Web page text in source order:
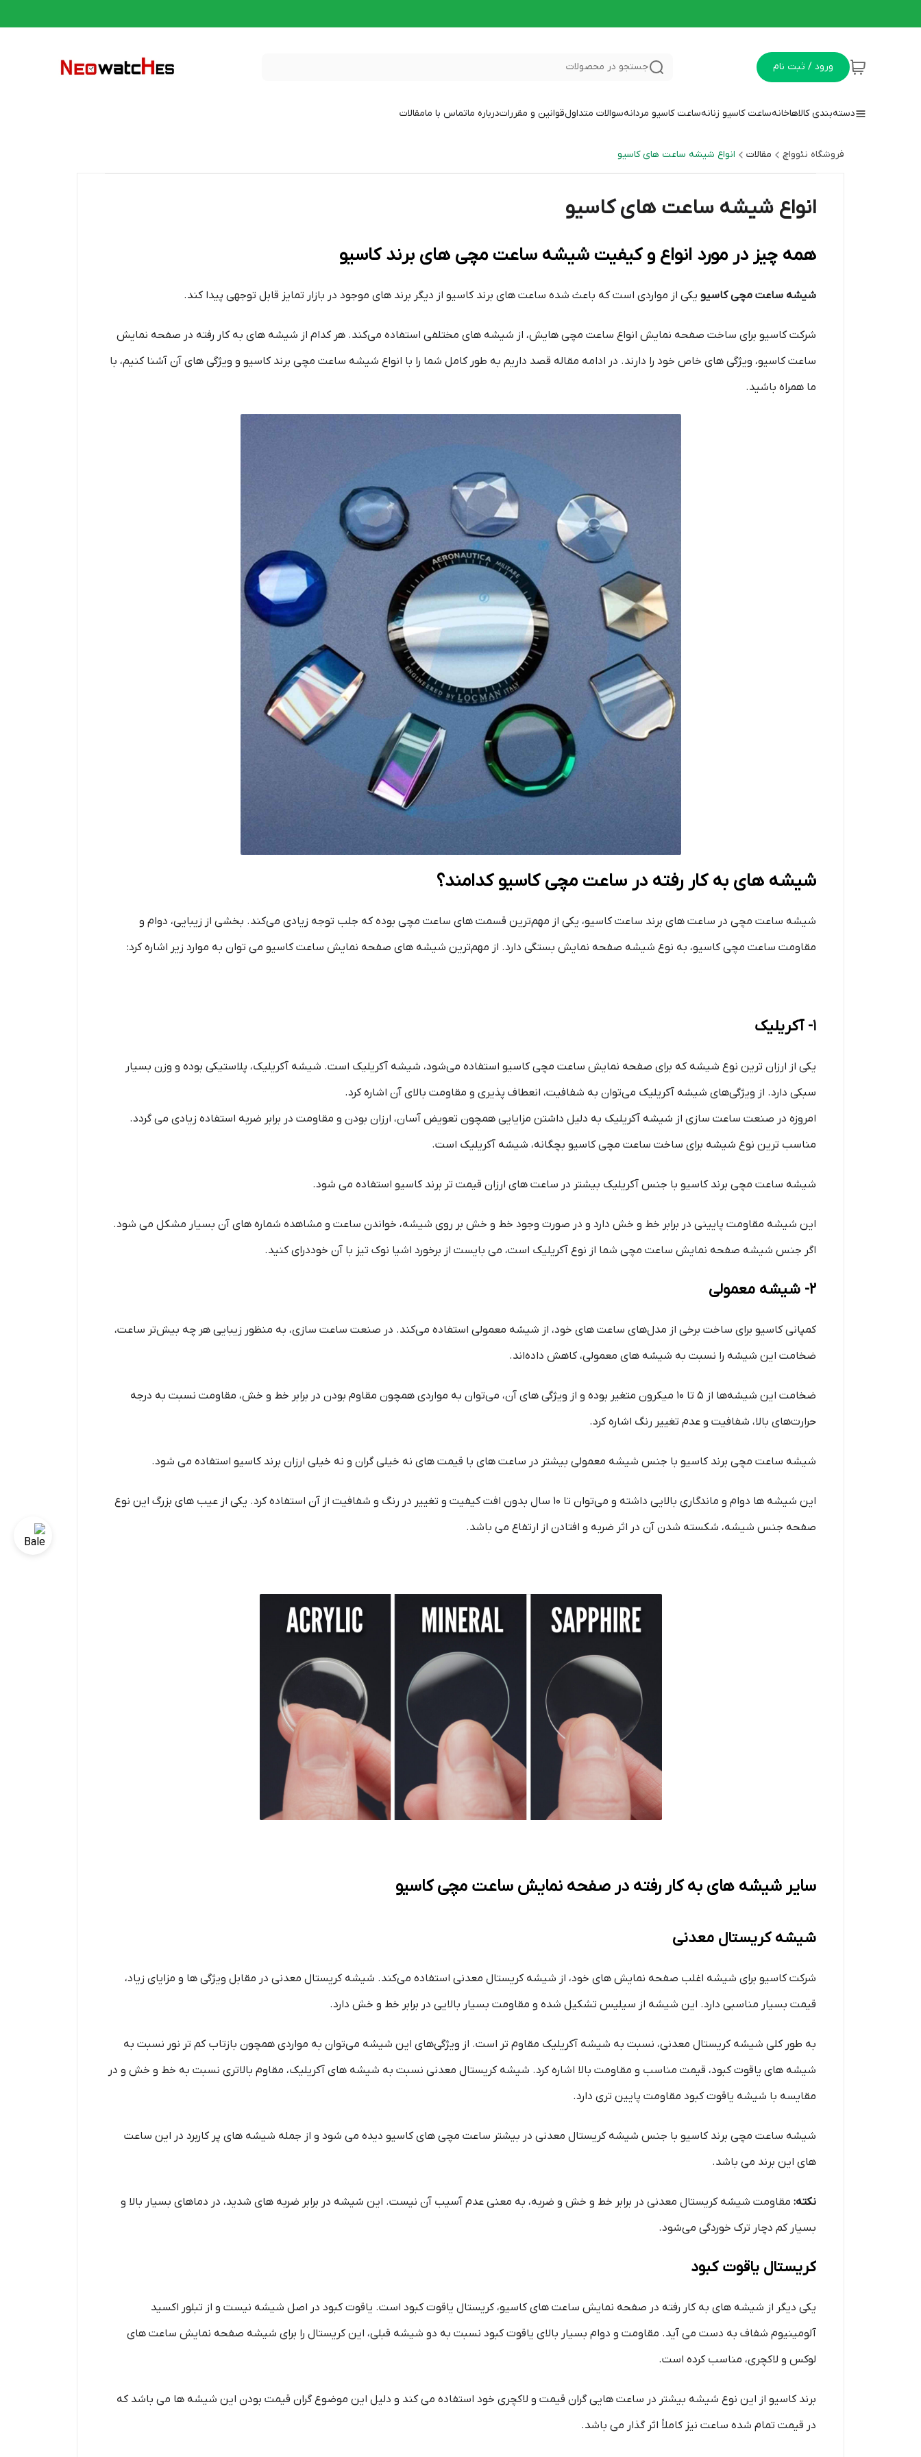
ورود / ثبت نام جستجو در محصولات
دسته‌بندی کالاهاخانهساعت کاسیو زنانهساعت کاسیو مردانهسوالات متداولقوانین و مقرراتدرباره ماتماس با مامقالات
فروشگاه نئوواچ مقالات انواع شیشه ساعت های کاسیو
انواع شیشه ساعت های کاسیو
همه چیز در مورد انواع و کیفیت شیشه ساعت مچی های برند کاسیو
شیشه ساعت مچی کاسیو یکی از مواردی است که باعث شده ساعت های برند کاسیو از دیگر برند های موجود در بازار تمایز قابل توجهی پیدا کند.
شرکت کاسیو برای ساخت صفحه نمایش انواع ساعت مچی‌ هایش، از شیشه‌ های مختلفی استفاده می‌کند. هر کدام از شیشه ‌های به کار رفته در صفحه نمایش
ساعت کاسیو، ویژگی های خاص خود را دارند. در ادامه مقاله قصد داریم به طور کامل شما را با انواع شیشه ساعت مچی برند کاسیو و ویژگی ‌های آن آشنا کنیم، با
ما همراه باشید.
شیشه‌ های به کار رفته در ساعت مچی کاسیو کدامند؟
شیشه ساعت مچی در ساعت های برند ساعت کاسیو، یکی از مهم‌ترین قسمت ‌های ساعت مچی بوده که جلب توجه زیادی می‌کند. بخشی از زیبایی، دوام و
مقاومت ساعت مچی کاسیو، به نوع شیشه صفحه نمایش بستگی دارد. از مهم‌ترین شیشه‌ های صفحه نمایش ساعت کاسیو می‌ توان به موارد زیر اشاره کرد:
1- آکریلیک
یکی از ارزان‌ ترین نوع شیشه که برای صفحه نمایش ساعت مچی کاسیو استفاده می‌شود، شیشه آکریلیک است. شیشه‌ آکریلیک، پلاستیکی بوده و وزن بسیار
سبکی دارد. از ویژگی‌های شیشه آکریلیک می‌توان به شفافیت، انعطاف پذیری و مقاومت بالای آن اشاره کرد.
امروزه در صنعت ساعت سازی از شیشه آکریلیک به دلیل داشتن مزایایی همچون تعویض آسان، ارزان بودن و مقاومت در برابر ضربه استفاده زیادی می‌ گردد.
مناسب ترین نوع شیشه برای ساخت ساعت مچی کاسیو بچگانه، شیشه آکریلیک است.
شیشه ساعت مچی برند کاسیو با جنس آکریلیک بیشتر در ساعت های ارزان قیمت تر برند کاسیو استفاده می شود.
این شیشه مقاومت پایینی در برابر خط و خش دارد‌ و در صورت وجود خط و خش بر روی شیشه، خواندن ساعت و مشاهده شماره ‌های آن بسیار مشکل می‌ شود‌.
اگر جنس شیشه صفحه نمایش ساعت مچی شما از نوع آکریلیک است، می بایست از برخورد اشیا نوک تیز با آن خوددرای کنید.
2- شیشه معمولی
کمپانی کاسیو برای ساخت برخی از مدل‌های ساعت های خود، از شیشه معمولی استفاده می‌کند. در صنعت ساعت سازی، به منظور زیبایی هر چه بیش‌تر ساعت،
ضخامت این شیشه را نسبت به شیشه‌ های معمولی، کاهش داده‌اند.
ضخامت این شیشه‌ها از ۵ تا ۱۰ میکرون متغیر بوده و از ویژگی های آن، می‌توان به مواردی همچون مقاوم بودن در برابر خط و خش، مقاومت نسبت به درجه
حرارت‌های بالا، شفافیت و عدم تغییر رنگ اشاره کرد.
شیشه ساعت مچی برند کاسیو با جنس شیشه معمولی بیشتر در ساعت های با قیمت های نه خیلی گران و نه خیلی ارزان برند کاسیو استفاده می شود.
این شیشه‌ ها دوام و ماندگاری بالایی داشته و می‌توان تا ۱۰ سال بدون افت کیفیت و تغییر در رنگ و شفافیت از آن استفاده کرد. یکی از عیب‌ های بزرگ این نوع
صفحه جنس شیشه، شکسته شدن آن در اثر ضربه و افتادن از ارتفاع می باشد.
سایر شیشه‌ های به کار رفته در صفحه نمایش ساعت مچی کاسیو
شیشه کریستال معدنی
شرکت کاسیو برای شیشه اغلب صفحه نمایش های خود، از شیشه کریستال معدنی استفاده می‌کند. شیشه کریستال معدنی در مقابل ویژگی‌ ها و مزایای زیاد،
قیمت بسیار مناسبی دارد. این شیشه از سیلیس تشکیل شده و مقاومت بسیار بالایی در برابر خط و خش دارد.
به طور کلی شیشه کریستال معدنی، نسبت به شیشه آکریلیک مقاوم تر است. از ویژگی‌های این شیشه می‌توان به مواردی همچون بازتاب کم‌ تر نور نسبت به
شیشه‌ های یاقوت کبود، قیمت مناسب و مقاومت بالا اشاره کرد. شیشه کریستال معدنی نسبت به شیشه ‌های آکریلیک، مقاوم بالاتری نسبت به خط و خش و در
مقایسه با شیشه یاقوت کبود مقاومت پایین تری دارد.
شیشه ساعت مچی برند کاسیو با جنس شیشه کریستال معدنی در بیشتر ساعت مچی های کاسیو دیده می شود و از جمله شیشه های پر کاربرد در این ساعت
های این برند می باشد.
نکته: مقاومت شیشه کریستال معدنی در برابر خط و خش و ضربه، به معنی عدم آسیب آن نیست. این شیشه در برابر ضربه ‌های شدید، در دماهای بسیار بالا و
بسیار کم دچار ترک خوردگی می‌شود.
کریستال یاقوت کبود
یکی دیگر از شیشه‌ های به کار رفته در صفحه نمایش ساعت‌ های کاسیو، کریستال یاقوت کبود است‌. یاقوت کبود در اصل شیشه نیست و از تبلور اکسید
آلومینیوم شفاف به دست می آید. مقاومت و دوام بسیار بالای یاقوت کبود نسبت به دو شیشه قبلی، این کریستال را برای شیشه صفحه نمایش ساعت‌‌ های
لوکس و لاکچری، مناسب کرده است.
برند کاسیو از این نوع شیشه بیشتر در ساعت هایی گران قیمت و لاکچری خود استفاده می کند و دلیل این موضوع گران قیمت بودن این شیشه ها می باشد که
در قیمت تمام شده ساعت نیز کاملاً اثر گذار می باشد.